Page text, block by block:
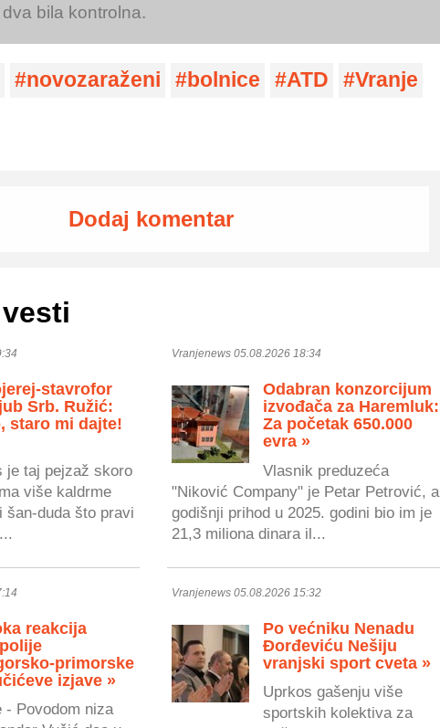
bila kontrolna.
novozaraženi bolnice ATD
Vranje
Dodaj komentar
stavrofor
Srb. Ružić:
staro mi dajte!
je taj pejzaž skoro
više kaldrme
šan-duda što pravi
Vranjenews 05.08.2026 18:34
Odabran konzorcijum
izvođača za Haremluk:
Za početak 650.000
evra »
Vlasnik preduzeća
"Niković Company" je Petar Petrović, a
godišnji prihod u 2025. godini bio im je
21,3 miliona dinara il...
reakcija
primorske
izjave »
- Povodom niza
Vranjenews 05.08.2026 15:32
Po većniku Nenadu
Đorđeviću Nešiju
vranjski sport cveta »
Uprkos gašenju više
sportskih kolektiva za